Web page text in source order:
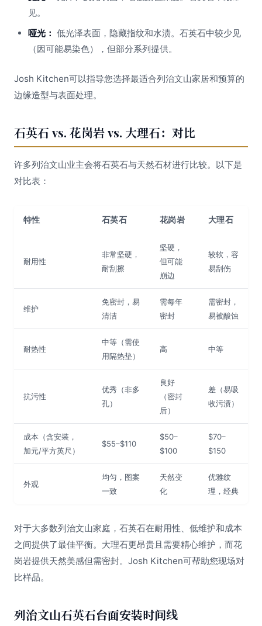
见。
哑光： 低光泽表面，隐藏指纹和水渍。石英石中较少见
（因可能易染色），但部分系列提供。
Josh Kitchen可以指导您选择最适合列治文山家居和预算的
边缘造型与表面处理。
石英石 vs. 花岗岩 vs. 大理石：对比
许多列治文山业主会将石英石与天然石材进行比较。以下是
对比表：
特性 石英石 花岗岩 大理石
耐用性
非常坚硬，
耐刮擦
坚硬，
但可能
崩边
较软，容
易刮伤
维护
免密封，易
清洁
需每年
密封
需密封，
易被酸蚀
耐热性
中等（需使
用隔热垫）
高 中等
抗污性
优秀（非多
孔）
良好
（密封
后）
差（易吸
收污渍）
成本（含安装，
加元/平方英尺）
$55–$110
$50–
$100
$70–
$150
外观
均匀，图案
一致
天然变
化
优雅纹
理，经典
对于大多数列治文山家庭，石英石在耐用性、低维护和成本
之间提供了最佳平衡。大理石更昂贵且需要精心维护，而花
岗岩提供天然美感但需密封。Josh Kitchen可帮助您现场对
比样品。
列治文山石英石台面安装时间线